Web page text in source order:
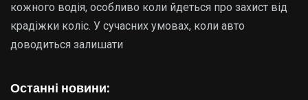
кожного водія, особливо коли йдеться про захист від
крадіжки коліс. У сучасних умовах, коли авто
доводиться залишати
Останні новини: